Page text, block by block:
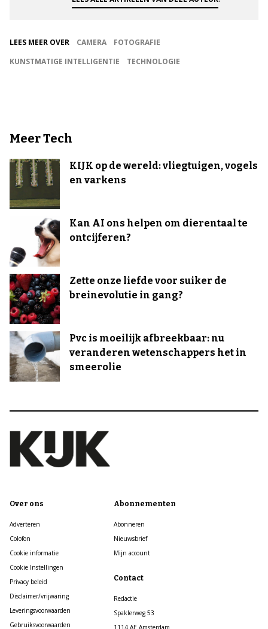
LEES MEER OVER CAMERA
FOTOGRAFIE
KUNSTMATIGE INTELLIGENTIE
TECHNOLOGIE
Meer Tech
KIJK op de wereld: vliegtuigen, vogels
en varkens
Kan AI ons helpen om dierentaal te
ontcijferen?
Zette onze liefde voor suiker de
breinevolutie in gang?
Pvc is moeilijk afbreekbaar: nu
veranderen wetenschappers het in
smeerolie
Over ons
Adverteren
Colofon
Cookie informatie
Cookie Instellingen
Privacy beleid
Disclaimer/vrijwaring
Leveringsvoorwaarden
Gebruiksvoorwaarden
Abonnementen
Abonneren
Nieuwsbrief
Mijn account
Contact
Redactie
Spaklerweg 53
1114 AE Amsterdam